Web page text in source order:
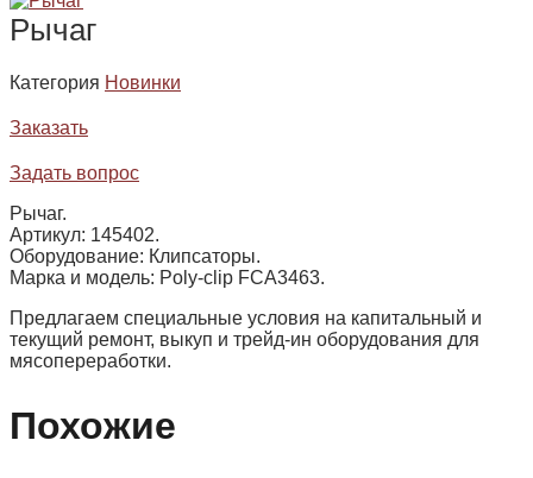
Рычаг
Категория Новинки
Заказать
Задать вопрос
Рычаг.
Артикул: 145402.
Оборудование: Клипсаторы.
Марка и модель: Poly-сlip FCA3463.
Предлагаем специальные условия на капитальный и
текущий ремонт, выкуп и трейд-ин оборудования для
мясопереработки.
Похожие